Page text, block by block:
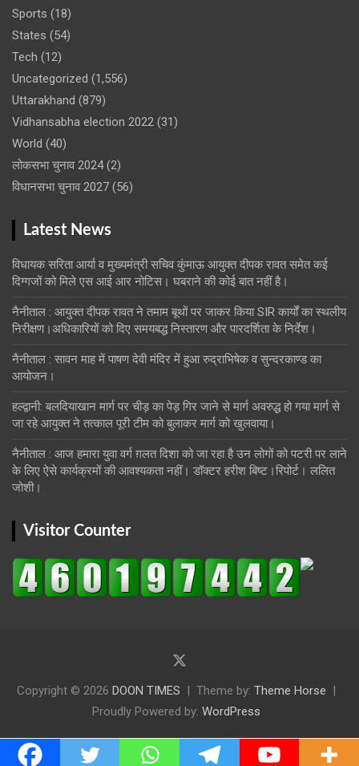
Sports (18)
States (54)
Tech (12)
Uncategorized (1,556)
Uttarakhand (879)
Vidhansabha election 2022 (31)
World (40)
लोकसभा चुनाव 2024(2)
विधानसभा चुनाव 2027 (56)
Latest News
विधायक सरिता आर्या व मुख्यमंत्री सचिव कुंमाऊ आयुक्त दीपक रावत समेत कई
दिग्गजों को मिले एस आई आर नोटिस। घबराने की कोई बात नहीं है।
नैनीताल : आयुक्त दीपक रावत ने तमाम बूथों पर जाकर किया SIR कार्यों का स्थलीय
निरीक्षण।अधिकारियों को दिए समयबद्ध निस्तारण और पारदर्शिता के निर्देश।
नैनीताल : सावन माह में पाषण देवी मंदिर में हुआ रुद्राभिषेक व सुन्दरकाण्ड का
आयोजन।
हल्द्वानी: बलदियाखान मार्ग पर चीड़ का पेड़ गिर जाने से मार्ग अवरुद्ध हो गया मार्ग से
जा रहे आयुक्त ने तत्काल पूरी टीम को बुलाकर मार्ग को खुलवाया।
नैनीताल : आज हमारा युवा वर्ग ग़लत दिशा को जा रहा है उन लोगों को पटरी पर लाने
के लिए ऐसे कार्यक्रमों की आवश्यकता नहीं। डॉक्टर हरीश बिष्ट।रिपोर्ट। ललित
जोशी।
Visitor Counter
Copyright © 2026 DOON TIMES Theme by: Theme Horse
Proudly Powered by: WordPress